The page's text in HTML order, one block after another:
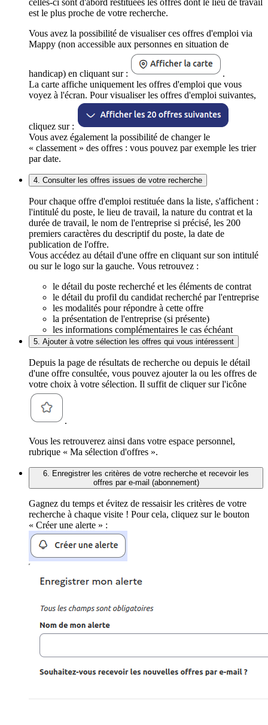
est le plus proche de votre recherche.
Vous avez la possibilité de visualiser ces offres d'emploi via
Mappy (non accessible aux personnes en situation de
handicap) en cliquant sur :
.
La carte affiche uniquement les offres d'emploi que vous
voyez à l'écran. Pour visualiser les offres d'emploi suivantes,
cliquez sur :
Vous avez également la possibilité de changer le
« classement » des offres : vous pouvez par exemple les trier
par date.
4. Consulter les offres issues de votre recherche
Pour chaque offre d'emploi restituée dans la liste, s'affichent :
l'intitulé du poste, le lieu de travail, la nature du contrat et la
durée de travail, le nom de l'entreprise si précisé, les 200
premiers caractères du descriptif du poste, la date de
publication de l'offre.
Vous accédez au détail d'une offre en cliquant sur son intitulé
ou sur le logo sur la gauche. Vous retrouvez :
le détail du poste recherché et les éléments de contrat
le détail du profil du candidat recherché par l'entreprise
les modalités pour répondre à cette offre
la présentation de l'entreprise (si présente)
les informations complémentaires le cas échéant
5. Ajouter à votre sélection les offres qui vous intéressent
Depuis la page de résultats de recherche ou depuis le détail
d'une offre consultée, vous pouvez ajouter la ou les offres de
votre choix à votre sélection. Il suffit de cliquer sur l'icône
.
Vous les retrouverez ainsi dans votre espace personnel,
rubrique « Ma sélection d'offres ».
6. Enregistrer les critères de votre recherche et recevoir les
offres par e-mail (abonnement)
Gagnez du temps et évitez de ressaisir les critères de votre
recherche à chaque visite ! Pour cela, cliquez sur le bouton
« Créer une alerte » :